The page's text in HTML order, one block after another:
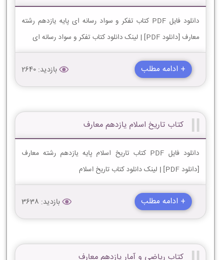
دانلود فایل PDF کتاب تفکر و سواد رسانه ای پایه یازدهم رشته
معارف [دانلود PDF] | لینک دانلود کتاب تفکر و سواد رسانه ای
+ ادامه مطلب بازدید: 2640
کتاب تاریخ اسلام یازدهم معارف
دانلود فایل PDF کتاب تاریخ اسلام پایه یازدهم رشته معارف
[دانلود PDF] | لینک دانلود کتاب تاریخ اسلام
+ ادامه مطلب بازدید: 3638
کتاب ریاضی و آمار یازدهم معارف